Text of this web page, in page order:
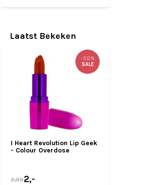
Laatst Bekeken
I Heart Revolution Lip Geek
- Colour Overdose
-50%
SALE
3,992,-